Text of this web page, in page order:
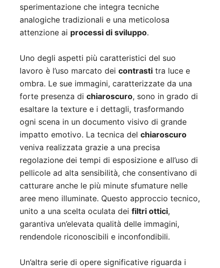
sperimentazione che integra tecniche
analogiche tradizionali e una meticolosa
attenzione ai processi di sviluppo.
Uno degli aspetti più caratteristici del suo
lavoro è l’uso marcato dei contrasti tra luce e
ombra. Le sue immagini, caratterizzate da una
forte presenza di chiaroscuro, sono in grado di
esaltare la texture e i dettagli, trasformando
ogni scena in un documento visivo di grande
impatto emotivo. La tecnica del chiaroscuro
veniva realizzata grazie a una precisa
regolazione dei tempi di esposizione e all’uso di
pellicole ad alta sensibilità, che consentivano di
catturare anche le più minute sfumature nelle
aree meno illuminate. Questo approccio tecnico,
unito a una scelta oculata dei filtri ottici,
garantiva un’elevata qualità delle immagini,
rendendole riconoscibili e inconfondibili.
Un’altra serie di opere significative riguarda i